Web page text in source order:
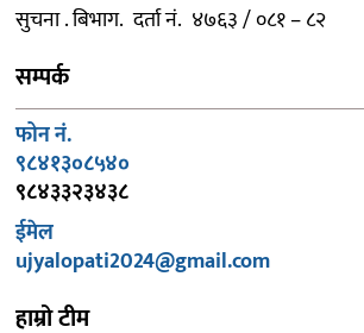
सुचना . बिभाग. दर्ता नं. ४७६३ / ०८१ – ८२
सम्पर्क
फोन नं.
९८४१३०८५४०
९८४३३२३४३८
ईमेल
ujyalopati2024@gmail.com
हाम्रो टीम